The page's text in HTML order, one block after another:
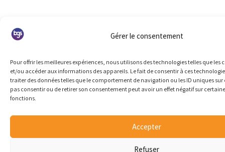
Gérer le consentement
Pour offrir les meilleures expériences, nous utilisons des technologies telles que les
et/ou accéder aux informations des appareils. Le fait de consentir à ces
traiter des données telles que le comportement de navigation ou les ID uniques sur
pas consentir ou de retirer son consentement peut avoir un effet négatif sur
fonctions.
Accepter
Refuser